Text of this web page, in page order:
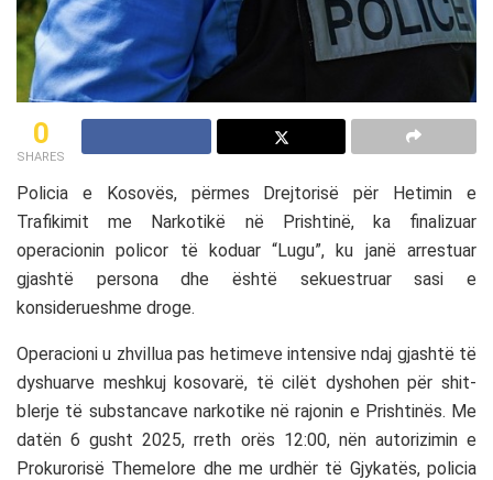
0
SHARES
Policia e Kosovës, përmes Drejtorisë për Hetimin e
Trafikimit me Narkotikë në Prishtinë, ka finalizuar
operacionin policor të koduar “Lugu”, ku janë arrestuar
gjashtë persona dhe është sekuestruar sasi e
konsiderueshme droge.
Operacioni u zhvillua pas hetimeve intensive ndaj gjashtë të
dyshuarve meshkuj kosovarë, të cilët dyshohen për shit-
blerje të substancave narkotike në rajonin e Prishtinës. Me
datën 6 gusht 2025, rreth orës 12:00, nën autorizimin e
Prokurorisë Themelore dhe me urdhër të Gjykatës, policia